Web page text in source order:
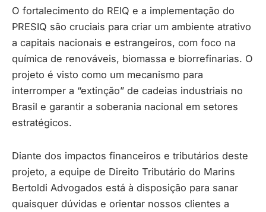
O fortalecimento do REIQ e a implementação do
PRESIQ são cruciais para criar um ambiente atrativo
a capitais nacionais e estrangeiros, com foco na
química de renováveis, biomassa e biorrefinarias. O
projeto é visto como um mecanismo para
interromper a “extinção” de cadeias industriais no
Brasil e garantir a soberania nacional em setores
estratégicos.
Diante dos impactos financeiros e tributários deste
projeto, a equipe de Direito Tributário do Marins
Bertoldi Advogados está à disposição para sanar
quaisquer dúvidas e orientar nossos clientes a